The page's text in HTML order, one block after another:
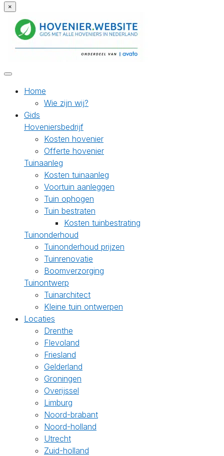
×
Home
Wie zijn wij?
Gids
Hoveniersbedrijf
Kosten hovenier
Offerte hovenier
Tuinaanleg
Kosten tuinaanleg
Voortuin aanleggen
Tuin ophogen
Tuin bestraten
Kosten tuinbestrating
Tuinonderhoud
Tuinonderhoud prijzen
Tuinrenovatie
Boomverzorging
Tuinontwerp
Tuinarchitect
Kleine tuin ontwerpen
Locaties
Drenthe
Flevoland
Friesland
Gelderland
Groningen
Overijssel
Limburg
Noord-brabant
Noord-holland
Utrecht
Zuid-holland